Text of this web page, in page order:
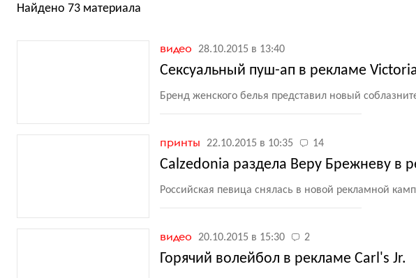
Найдено 73 материала
видео 28.10.2015 в 13:40
Сексуальный пуш-ап в рекламе
Бренд женского белья представил новый
принты 22.10.2015 в 10:35 14
Calzedonia раздела Веру Брежневу в
Российская певица снялась в новой рекламной
видео 20.10.2015 в 15:30 2
Горячий волейбол в рекламе Carl's Jr.